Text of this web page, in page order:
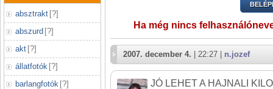
absztrakt [?]
abszurd [?]
akt [?]
állatfotók [?]
barlangfotók [?]
Ha még nincs
2007. december 4. | 22:27 | n.jozef
JÓ LEHET A HAJNALI